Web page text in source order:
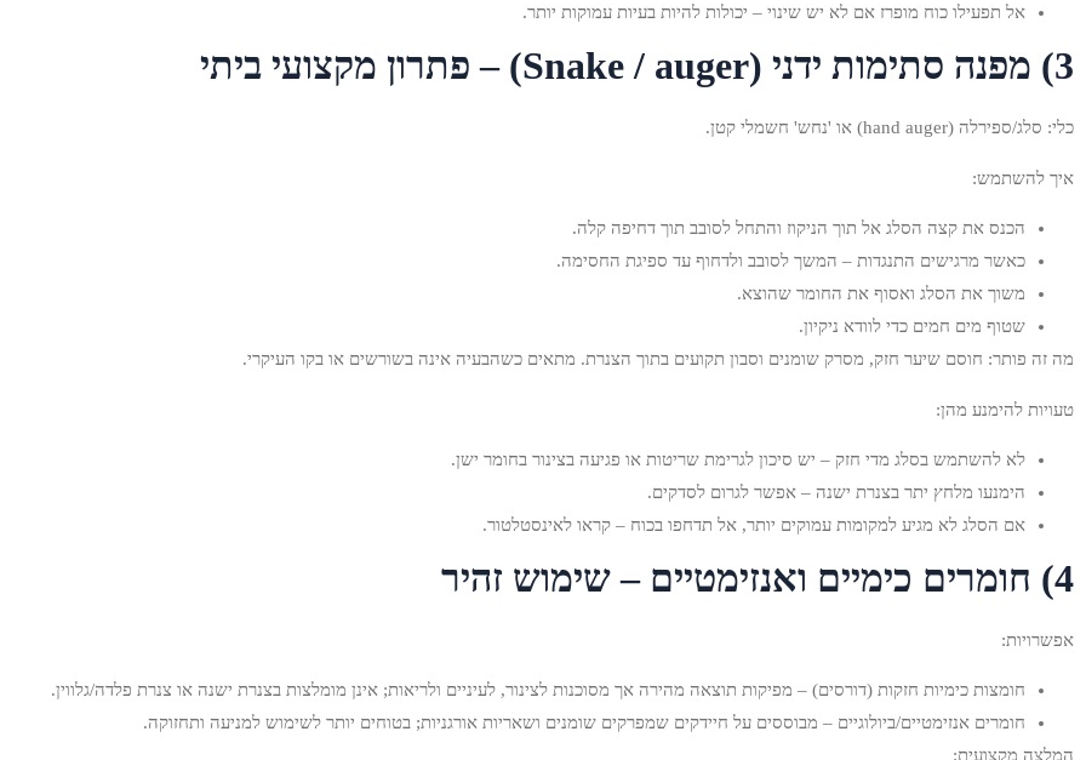
אל תפעילו כוח מופרז אם לא יש שינוי – יכולות להיות בעיות עמוקות יותר.
3) מפנה סתימות ידני (Snake / auger) – פתרון מקצועי ביתי
כלי: סלג/ספירלה (hand auger) או 'נחש' חשמלי קטן.
איך להשתמש:
הכנס את קצה הסלג אל תוך הניקוז והתחל לסובב תוך דחיפה קלה.
כאשר מרגישים התנגדות – המשך לסובב ולדחוף עד ספיגת החסימה.
משוך את הסלג ואסוף את החומר שהוצא.
שטוף מים חמים כדי לוודא ניקיון.
מה זה פותר: חוסם שיער חזק, מסרק שומנים וסבון תקועים בתוך הצנרת. מתאים כשהבעיה אינה בשורשים או בקו העיקרי.
טעויות להימנע מהן:
לא להשתמש בסלג מדי חזק – יש סיכון לגרימת שריטות או פגיעה בצינור בחומר ישן.
הימנעו מלחץ יתר בצנרת ישנה – אפשר לגרום לסדקים.
אם הסלג לא מגיע למקומות עמוקים יותר, אל תדחפו בכוח – קראו לאינסטלטור.
4) חומרים כימיים ואנזימטיים – שימוש זהיר
אפשרויות:
חומצות כימיות חזקות (דורסים) – מפיקות תוצאה מהירה אך מסוכנות לצינור, לעיניים ולריאות; אינן מומלצות בצנרת ישנה או צנרת פלדה/גלווין.
חומרים אנזימטיים/ביולוגיים – מבוססים על חיידקים שמפרקים שומנים ושאריות אורגניות; בטוחים יותר לשימוש למניעה ותחזוקה.
המלצה מקצועית: